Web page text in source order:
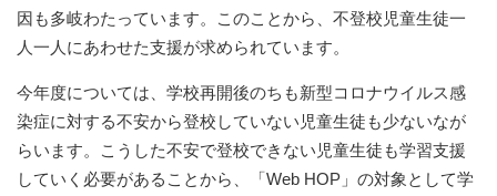
因も多岐わたっています。このことから、不登校児童生徒一
人一人にあわせた支援が求められています。
今年度については、学校再開後のちも新型コロナウイルス感
染症に対する不安から登校していない児童生徒も少ないなが
らいます。こうした不安で登校できない児童生徒も学習支援
していく必要があることから、「Web HOP」の対象として学